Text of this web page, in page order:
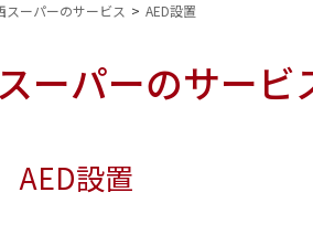
スーパーのサービス AED設置
ーパーのサービ
AED設置